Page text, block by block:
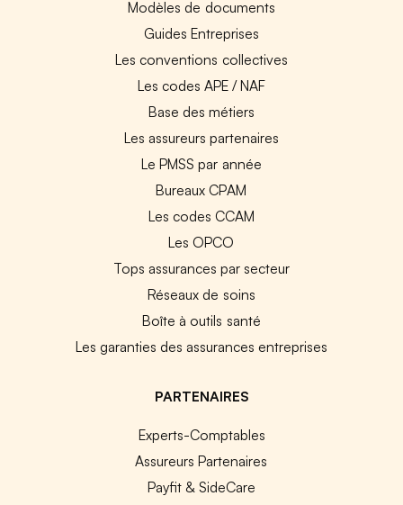
Modèles de documents
Guides Entreprises
Les conventions collectives
Les codes APE / NAF
Base des métiers
Les assureurs partenaires
Le PMSS par année
Bureaux CPAM
Les codes CCAM
Les OPCO
Tops assurances par secteur
Réseaux de soins
Boîte à outils santé
Les garanties des assurances entreprises
PARTENAIRES
Experts-Comptables
Assureurs Partenaires
Payfit & SideCare